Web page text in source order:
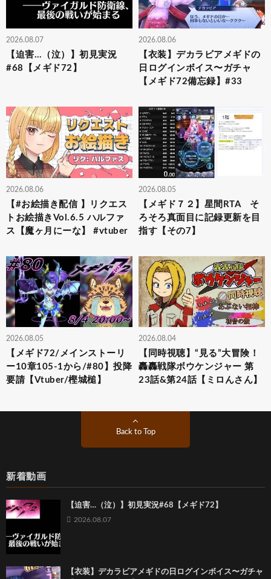
2026.08.07
【迫害…（泣）】初見実況
#68【メギド72】
2026.08.06
【衣装】デカラビアメギドの
日ログインボイス〜ガチャ
【メギド72備忘録】#33
2026.08.06
【#お絵描き配信 】リクエス
トお絵描きVol.6.5 ハルファ
ス【魔ヶ月にーな】 #vtuber
2026.08.05
【メギド７２】星間RTA そ
ろそろ真面目に記録更新を目
指す【その7】
2026.08.05
【メギド72/メインストーリ
ー10章105-1から/#80】投降
要請【Vtuber/樫城槌】
2026.08.04
【同時視聴】“見る”大冒険！
轟轟戦隊ボウケンジャー 第
23話&第24話【ミロんさん】
Back to Top
新着動画
【迫害…（泣）】初見実況#68【メギド72】
2026.08.07
【衣装】デカラビアメギドの日ログインボイス〜ガチャ